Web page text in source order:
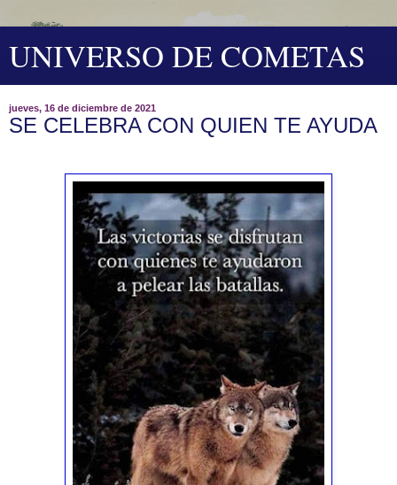
UNIVERSO DE COMETAS
jueves, 16 de diciembre de 2021
SE CELEBRA CON QUIEN TE AYUDA